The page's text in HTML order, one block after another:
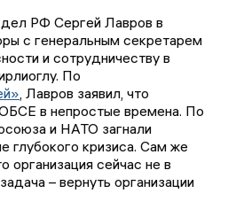
РФ Сергей Лавров в
с генеральным секретарем
и сотрудничеству в
По
, Лавров заявил, что
в непростые времена. По
и НАТО загнали
глубокого кризиса. Сам же
организация сейчас не в
– вернуть организации